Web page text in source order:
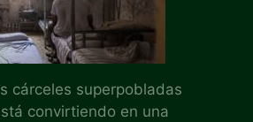
cárceles superpobladas
convirtiendo en una